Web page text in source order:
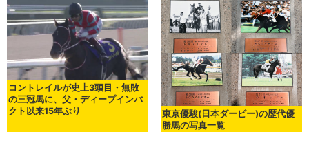
コントレイルが史上3頭目・無敗
の三冠馬に、父・ディープインパ
クト以来15年ぶり
東京優駿(日本ダービー)の歴代優
勝馬の写真一覧